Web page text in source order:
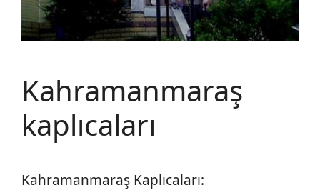
Kahramanmaraş
kaplıcaları
Kahramanmaraş Kaplıcaları: